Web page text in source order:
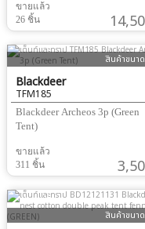
ขายแล้ว
26 ชิ้น
สินค้าขนา
Blackdeer
TFM185
Blackdeer Archeos 3p (Green
Tent)
ขายแล้ว
311 ชิ้น
สินค้าขนา